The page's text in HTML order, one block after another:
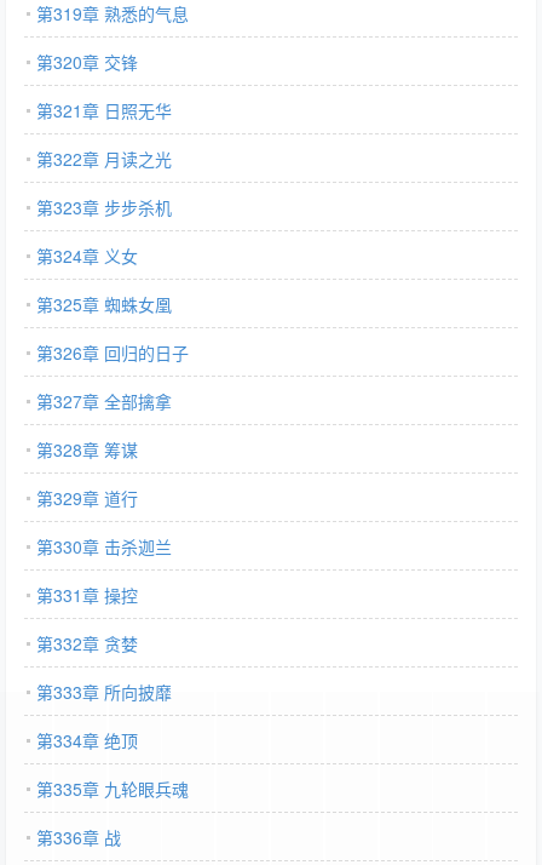
第319章 熟悉的气息
第320章 交锋
第321章 日照无华
第322章 月读之光
第323章 步步杀机
第324章 义女
第325章 蜘蛛女凰
第326章 回归的日子
第327章 全部擒拿
第328章 筹谋
第329章 道行
第330章 击杀迦兰
第331章 操控
第332章 贪婪
第333章 所向披靡
第334章 绝顶
第335章 九轮眼兵魂
第336章 战